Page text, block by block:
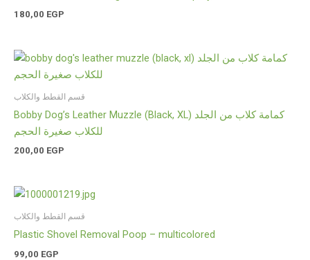
180,00 EGP
قسم القطط والكلاب
Bobby Dog’s Leather Muzzle (Black, XL) كمامة كلاب من الجلد
للكلاب صغيرة الحجم
200,00 EGP
قسم القطط والكلاب
Plastic Shovel Removal Poop – multicolored
99,00 EGP